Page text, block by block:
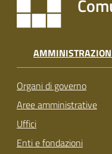
t
s
u
o
Organi di governo
Aree amministrative
Uffici
Enti e fondazioni